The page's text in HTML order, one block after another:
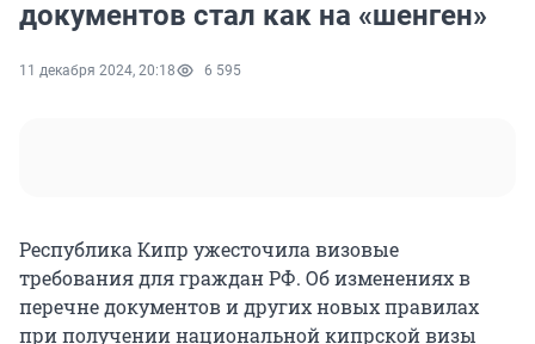
документов стал как на «шенген»
11 декабря 2024, 20:18 6 595
Республика Кипр ужесточила визовые
требования для граждан РФ. Об изменениях в
перечне документов и других новых правилах
при получении национальной кипрской визы